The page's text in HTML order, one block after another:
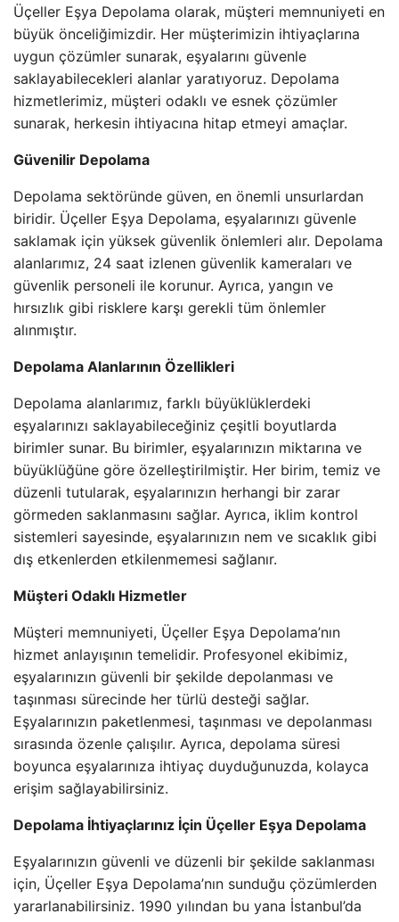
Üçeller Eşya Depolama olarak, müşteri memnuniyeti en
büyük önceliğimizdir. Her müşterimizin ihtiyaçlarına
uygun çözümler sunarak, eşyalarını güvenle
saklayabilecekleri alanlar yaratıyoruz. Depolama
hizmetlerimiz, müşteri odaklı ve esnek çözümler
sunarak, herkesin ihtiyacına hitap etmeyi amaçlar.
Güvenilir Depolama
Depolama sektöründe güven, en önemli unsurlardan
biridir. Üçeller Eşya Depolama, eşyalarınızı güvenle
saklamak için yüksek güvenlik önlemleri alır. Depolama
alanlarımız, 24 saat izlenen güvenlik kameraları ve
güvenlik personeli ile korunur. Ayrıca, yangın ve
hırsızlık gibi risklere karşı gerekli tüm önlemler
alınmıştır.
Depolama Alanlarının Özellikleri
Depolama alanlarımız, farklı büyüklüklerdeki
eşyalarınızı saklayabileceğiniz çeşitli boyutlarda
birimler sunar. Bu birimler, eşyalarınızın miktarına ve
büyüklüğüne göre özelleştirilmiştir. Her birim, temiz ve
düzenli tutularak, eşyalarınızın herhangi bir zarar
görmeden saklanmasını sağlar. Ayrıca, iklim kontrol
sistemleri sayesinde, eşyalarınızın nem ve sıcaklık gibi
dış etkenlerden etkilenmemesi sağlanır.
Müşteri Odaklı Hizmetler
Müşteri memnuniyeti, Üçeller Eşya Depolama’nın
hizmet anlayışının temelidir. Profesyonel ekibimiz,
eşyalarınızın güvenli bir şekilde depolanması ve
taşınması sürecinde her türlü desteği sağlar.
Eşyalarınızın paketlenmesi, taşınması ve depolanması
sırasında özenle çalışılır. Ayrıca, depolama süresi
boyunca eşyalarınıza ihtiyaç duyduğunuzda, kolayca
erişim sağlayabilirsiniz.
Depolama İhtiyaçlarınız İçin Üçeller Eşya Depolama
Eşyalarınızın güvenli ve düzenli bir şekilde saklanması
için, Üçeller Eşya Depolama’nın sunduğu çözümlerden
yararlanabilirsiniz. 1990 yılından bu yana İstanbul’da